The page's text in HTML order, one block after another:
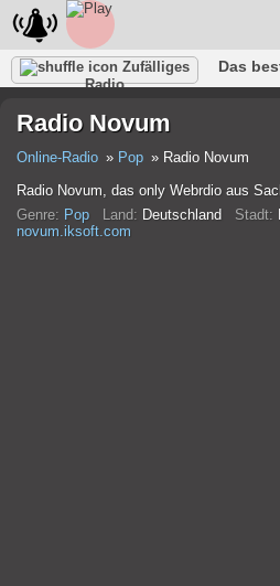
Zufälliges
Radio
Das
Radio Novum
Online-Radio Pop
Radio Novum
Radio Novum, das only Webrdio aus
Genre: Pop Land: Deutschland Stadt:
novum.iksoft.com